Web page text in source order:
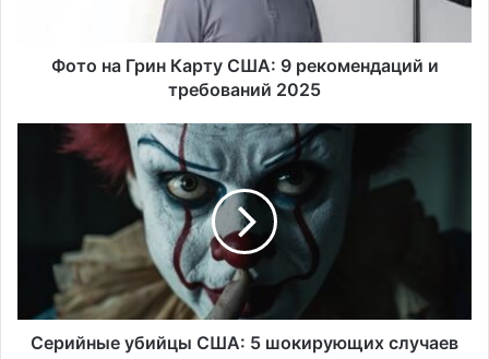
Фото на Грин Карту США: 9 рекомендаций и
требований 2025
Серийные
убийцы
случаев
Серийные убийцы США: 5 шокирующих случаев